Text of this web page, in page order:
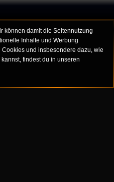
können damit die Seitennutzung
Inhalte und Werbung
und insbesondere dazu, wie
findest du in unseren